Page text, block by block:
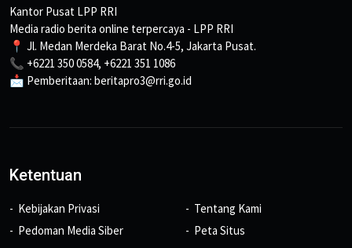
Kantor Pusat LPP RRI
Media radio berita online terpercaya - LPP RRI
📍 Jl. Medan Merdeka Barat No.4-5, Jakarta Pusat.
📞 +6221 350 0584, +6221 351 1086
📩 Pemberitaan: beritapro3@rri.go.id
Ketentuan
Kebijakan Privasi
Pedoman Media Siber
Tentang Kami
Peta Situs